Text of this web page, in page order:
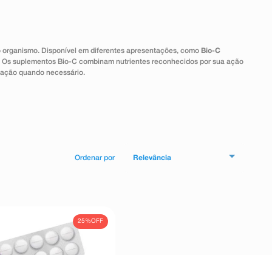
Disponível em diferentes apresentações, como Bio-C
suplementos Bio-C combinam nutrientes reconhecidos por sua ação
quando necessário.
Relevância
25%OFF